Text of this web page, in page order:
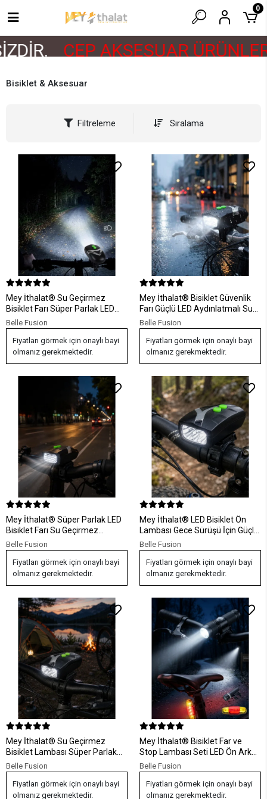
CEP AKSESUAR
0
Bisiklet & Aksesuar
Filtreleme Sıralama
Mey İthalat® Su Geçirmez
Bisiklet Farı Süper Parlak LED
Bisiklet Ön Işığı
Belle Fusion
Fiyatları görmek için onaylı bayi
olmanız gerekmektedir.
Mey İthalat® Bisiklet Güvenlik
Farı Güçlü LED Aydınlatmalı Su
Geçirmez Işık
Belle Fusion
Fiyatları görmek için onaylı bayi
olmanız gerekmektedir.
Mey İthalat® Süper Parlak LED
Bisiklet Farı Su Geçirmez
Emniyet Işığı
Belle Fusion
Fiyatları görmek için onaylı bayi
olmanız gerekmektedir.
Mey İthalat® LED Bisiklet Ön
Lambası Gece Sürüşü İçin Güçlü
Emniyet Işığı
Belle Fusion
Fiyatları görmek için onaylı bayi
olmanız gerekmektedir.
Mey İthalat® Su Geçirmez
Bisiklet Lambası Süper Parlak
LED Güvenlik Farı
Belle Fusion
Fiyatları görmek için onaylı bayi
olmanız gerekmektedir.
Mey İthalat® Bisiklet Far ve
Stop Lambası Seti LED Ön Arka
Emniyet Işığı
Belle Fusion
Fiyatları görmek için onaylı bayi
olmanız gerekmektedir.